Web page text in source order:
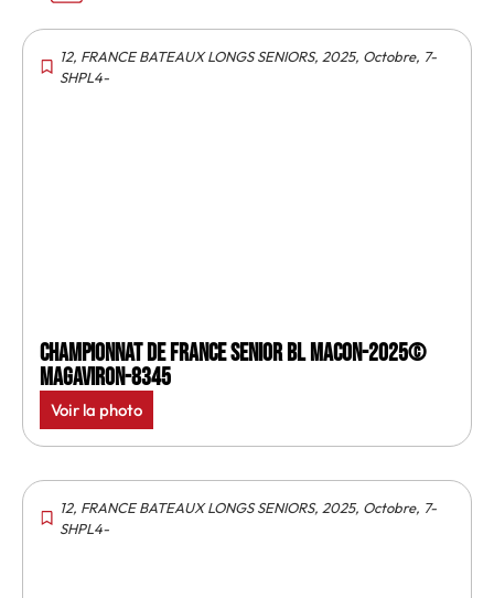
12, FRANCE BATEAUX LONGS SENIORS, 2025, Octobre, 7-
SHPL4-
Championnat de France senior BL Macon-2025©
MagAviron-8345
Voir la photo
12, FRANCE BATEAUX LONGS SENIORS, 2025, Octobre, 7-
SHPL4-